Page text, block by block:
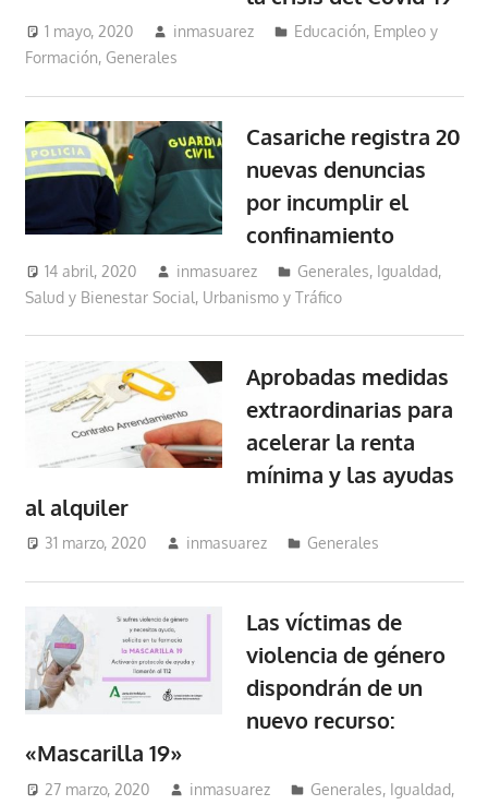
1 mayo, 2020 inmasuarez
Educación, Empleo y
Formación, Generales
Casariche registra 20
nuevas denuncias
por incumplir el
confinamiento
14 abril, 2020 inmasuarez Generales, Igualdad,
Salud y Bienestar Social, Urbanismo y Tráfico
Aprobadas medidas
extraordinarias para
acelerar la renta
mínima y las ayudas
al alquiler
31 marzo, 2020 inmasuarez Generales
Las víctimas de
violencia de género
dispondrán de un
nuevo recurso:
«Mascarilla 19»
27 marzo, 2020 inmasuarez Generales, Igualdad,